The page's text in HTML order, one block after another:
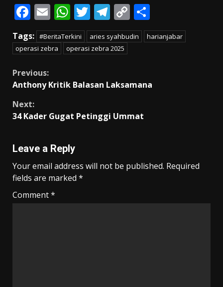
F
ac
e
b
o
o
k
E
m
ai
l
W
h
at
s
p
p
T
w
itt
er
T
el
e
gr
m
C
o
p
n
h
ar
Tags: #BeritaTerkini aries syahbudin
harianjabar
operasi zebra
operasi zebra 2025
Continue
Reading
Previous:
Anthony Kritik Balasan Laksamana
Next:
34 Kader Gugat Petinggi Ummat
Leave a Reply
Your email address will not be published. Required
fields are marked *
Comment*